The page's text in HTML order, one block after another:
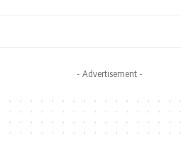
- Advertisement -